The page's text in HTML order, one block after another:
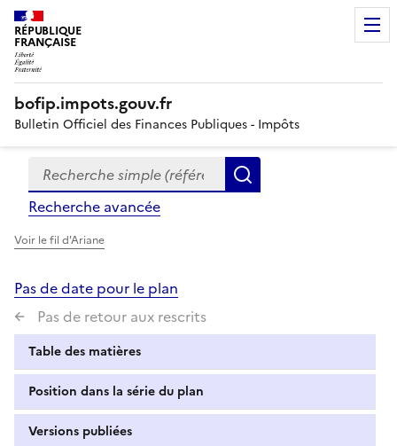
RÉPUBLIQUE
FRANÇAISE
bofip.impots.gouv.fr
Bulletin Officiel des Finances Publiques - Impôts
Formulaire
de
recherche
Recherche simple (références, mots clés, partie du
Recherche avancée
Voir le fil d'Ariane
Pas de date pour le plan
Pas de retour aux rescrits
Table des matières
Position dans la série du plan
Versions publiées